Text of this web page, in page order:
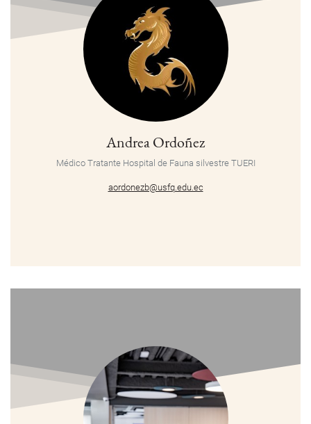
Andrea Ordoñez
Médico Tratante Hospital de Fauna silvestre TUERI
aordonezb@usfq.edu.ec